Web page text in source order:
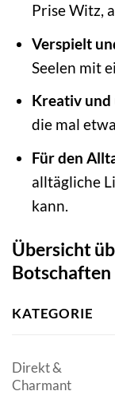
Prise Witz,
Verspielt
Seelen mit
Kreativ
die mal
Für den
alltägliche
kann.
Übersicht
Botschaften
KATEGORIE
Direkt &
Charmant